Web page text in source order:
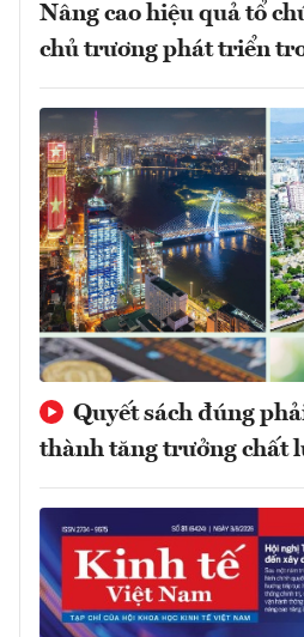
Nâng cao hiệu quả tổ
chủ trương phát triển
Quyết sách đúng
thành tăng trưởng chất